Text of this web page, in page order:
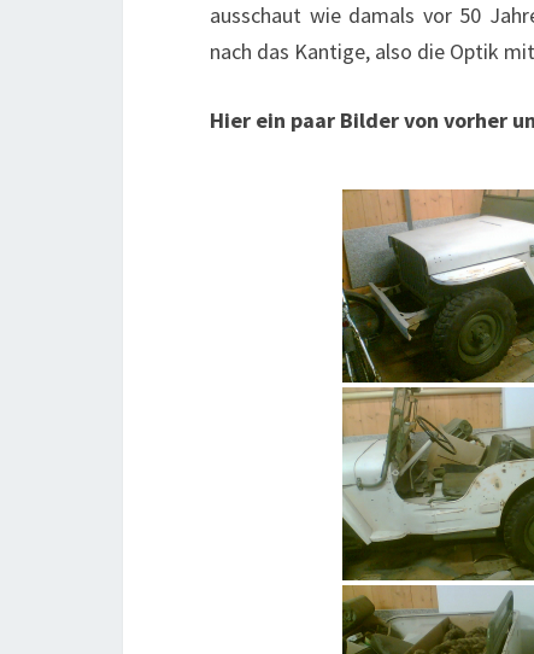
ausschaut wie damals vor 50
nach das Kantige, also die Optik
Hier ein paar Bilder von vorher